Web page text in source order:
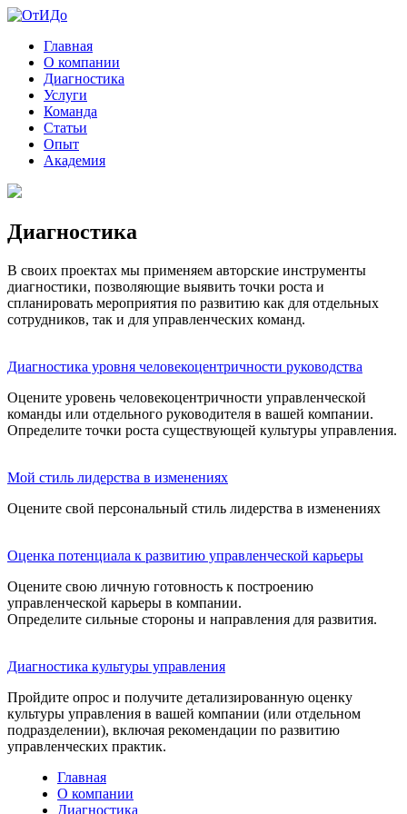
Главная
О компании
Диагностика
Услуги
Команда
Статьи
Опыт
Академия
Диагностика
В своих проектах мы применяем авторские инструменты
диагностики, позволяющие выявить точки роста и
спланировать мероприятия по развитию как для отдельных
сотрудников, так и для управленческих команд.
Диагностика уровня человекоцентричности руководства
Оцените уровень человекоцентричности управленческой
команды или отдельного руководителя в вашей компании.
Определите точки роста существующей культуры управления.
Мой стиль лидерства в изменениях
Оцените свой персональный стиль лидерства в изменениях
Оценка потенциала к развитию управленческой карьеры
Оцените свою личную готовность к построению
управленческой карьеры в компании.
Определите сильные стороны и направления для развития.
Диагностика культуры управления
Пройдите опрос и получите детализированную оценку
культуры управления в вашей компании (или отдельном
подразделении), включая рекомендации по развитию
управленческих практик.
Главная
О компании
Диагностика